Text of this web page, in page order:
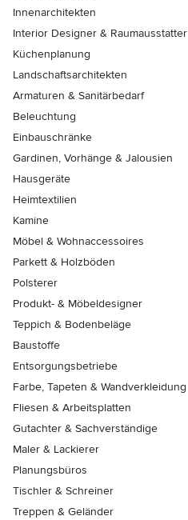
Innenarchitekten
Interior Designer & Raumausstatter
Küchenplanung
Landschaftsarchitekten
Armaturen & Sanitärbedarf
Beleuchtung
Einbauschränke
Gardinen, Vorhänge & Jalousien
Hausgeräte
Heimtextilien
Kamine
Möbel & Wohnaccessoires
Parkett & Holzböden
Polsterer
Produkt- & Möbeldesigner
Teppich & Bodenbeläge
Baustoffe
Entsorgungsbetriebe
Farbe, Tapeten & Wandverkleidung
Fliesen & Arbeitsplatten
Gutachter & Sachverständige
Maler & Lackierer
Planungsbüros
Tischler & Schreiner
Treppen & Geländer